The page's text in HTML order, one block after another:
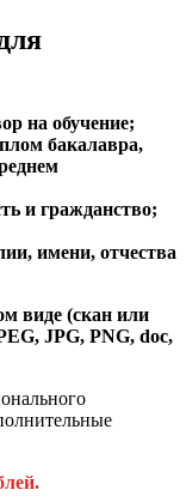
на обучение;
бакалавра,
и гражданство;
имени, отчества
виде (скан или
JPG, PNG, doc,